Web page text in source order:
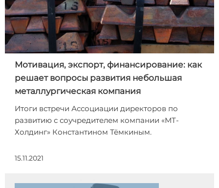
Мотивация, экспорт, финансирование: как
решает вопросы развития небольшая
металлургическая компания
Итоги встречи Ассоциации директоров по
развитию с соучредителем компании «МТ-
Холдинг» Константином Тёмкиным.
15.11.2021